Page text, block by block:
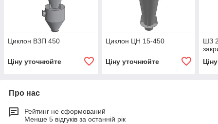
Циклон ВЗП 450
Ціну уточнюйте
Циклон ЦН 15-450
Ціну уточнюйте
ШЗ
Про нас
Рейтинг не сформований
Менше 5 відгуків за останній рік